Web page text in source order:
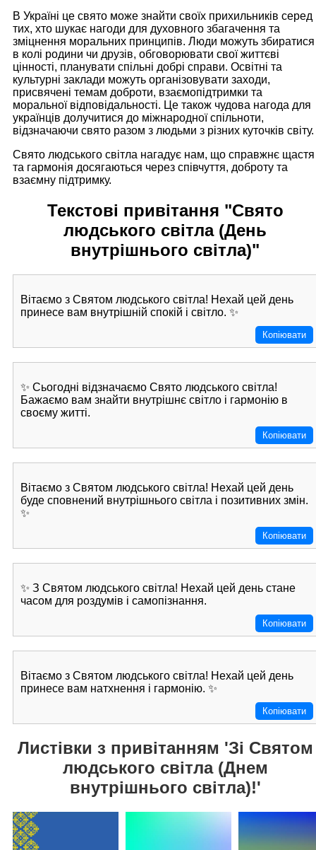
В Україні це свято може знайти своїх прихильників серед
тих, хто шукає нагоди для духовного збагачення та
зміцнення моральних принципів. Люди можуть збиратися
в колі родини чи друзів, обговорювати свої життєві
цінності, планувати спільні добрі справи. Освітні та
культурні заклади можуть організовувати заходи,
присвячені темам доброти, взаємопідтримки та
моральної відповідальності. Це також чудова нагода для
українців долучитися до міжнародної спільноти,
відзначаючи свято разом з людьми з різних куточків світу.
Свято людського світла нагадує нам, що справжнє щастя
та гармонія досягаються через співчуття, доброту та
взаємну підтримку.
Текстові привітання "Свято
людського світла (День
внутрішнього світла)"
Вітаємо з Святом людського світла! Нехай цей день
принесе вам внутрішній спокій і світло. ✨
Копіювати
✨ Сьогодні відзначаємо Свято людського світла!
Бажаємо вам знайти внутрішнє світло і гармонію в
своєму житті.
Копіювати
Вітаємо з Святом людського світла! Нехай цей день
буде сповнений внутрішнього світла і позитивних змін.
✨
Копіювати
✨ З Святом людського світла! Нехай цей день стане
часом для роздумів і самопізнання.
Копіювати
Вітаємо з Святом людського світла! Нехай цей день
принесе вам натхнення і гармонію. ✨
Копіювати
Листівки з привітанням 'Зі Святом
людського світла (Днем
внутрішнього світла)!'